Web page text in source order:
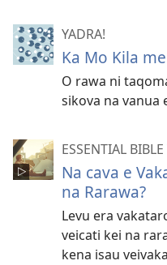
YADRA!
Ka Mo Kila
O rawa ni
sikova na vanua
ESSENTIAL
Na cava e
na Rarawa?
Levu era
veicati kei na
kena isau